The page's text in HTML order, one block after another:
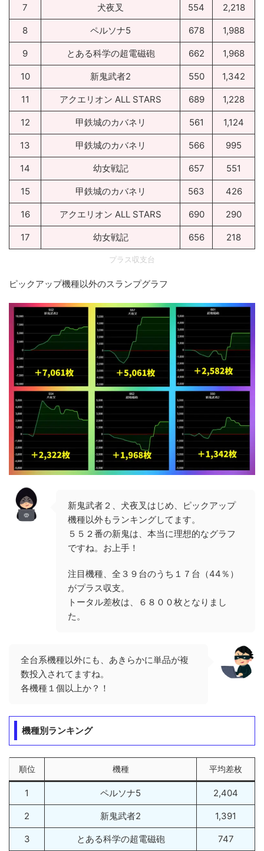
7 犬夜叉 554 2,218
8 ペルソナ5 678 1,988
9 とある科学の超電磁砲 662 1,968
10 新鬼武者2 550 1,342
11 アクエリオン ALL STARS 689 1,228
12 甲鉄城のカバネリ 561 1,124
13 甲鉄城のカバネリ 566 995
14 幼女戦記 657 551
15 甲鉄城のカバネリ 563 426
16 アクエリオン ALL STARS 690 290
17 幼女戦記 656 218
プラス収支台
ピックアップ機種以外のスランプグラフ
新鬼武者２、犬夜叉はじめ、ピックアップ
機種以外もランキングしてます。
５５２番の新鬼は、本当に理想的なグラフ
ですね。お上手！
注目機種、全３９台のうち１７台（44％）
がプラス収支。
トータル差枚は、６８００枚となりまし
た。
全台系機種以外にも、あきらかに単品が複
数投入されてますね。
各機種１個以上か？！
機種別ランキング
順位 機種 平均差枚
1 ペルソナ5 2,404
2 新鬼武者2 1,391
3 とある科学の超電磁砲 747